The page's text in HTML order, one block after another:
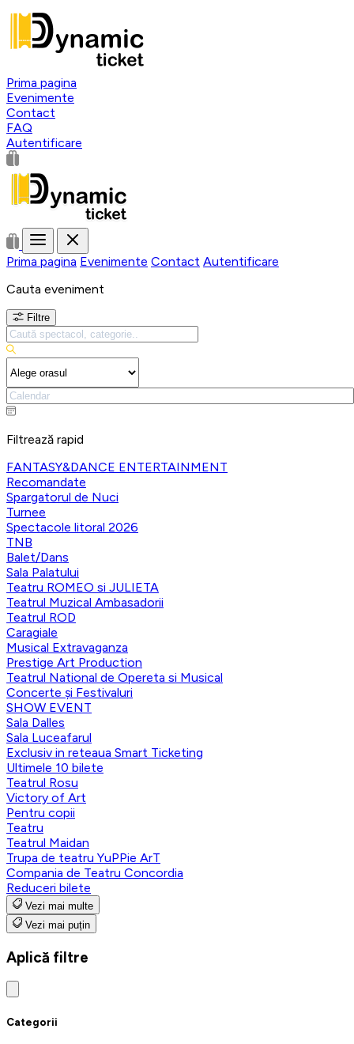
Prima pagina
Evenimente
Contact
FAQ
Autentificare
Prima pagina Evenimente Contact Autentificare
Cauta eveniment
Filtre
Filtrează rapid
FANTASY&DANCE ENTERTAINMENT
Recomandate
Spargatorul de Nuci
Turnee
Spectacole litoral 2026
TNB
Balet/Dans
Sala Palatului
Teatru ROMEO si JULIETA
Teatrul Muzical Ambasadorii
Teatrul ROD
Caragiale
Musical Extravaganza
Prestige Art Production
Teatrul National de Opereta si Musical
Concerte și Festivaluri
SHOW EVENT
Sala Dalles
Sala Luceafarul
Exclusiv in reteaua Smart Ticketing
Ultimele 10 bilete
Teatrul Rosu
Victory of Art
Pentru copii
Teatru
Teatrul Maidan
Trupa de teatru YuPPie ArT
Compania de Teatru Concordia
Reduceri bilete
Vezi mai multe
Vezi mai puțin
Aplică filtre
Categorii